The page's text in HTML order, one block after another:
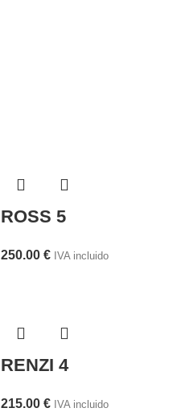
ROSS 5
250.00 € IVA incluido
RENZI 4
215.00 € IVA incluido